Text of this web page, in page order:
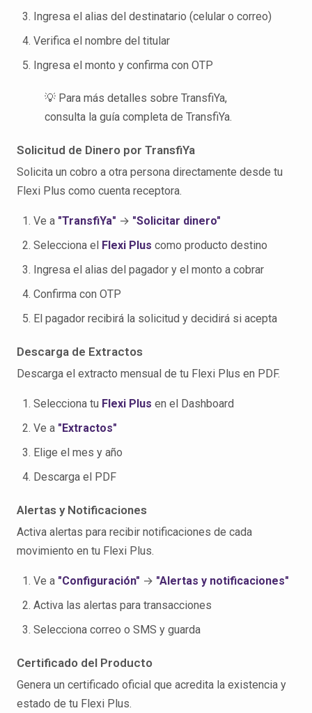
Ingresa el alias del destinatario (celular o correo)
Verifica el nombre del titular
Ingresa el monto y confirma con OTP
💡 Para más detalles sobre TransfiYa,
consulta la guía completa de TransfiYa.
Solicitud de Dinero por TransfiYa
Solicita un cobro a otra persona directamente desde tu
Flexi Plus como cuenta receptora.
Ve a "TransfiYa" → "Solicitar dinero"
Selecciona el Flexi Plus como producto destino
Ingresa el alias del pagador y el monto a cobrar
Confirma con OTP
El pagador recibirá la solicitud y decidirá si acepta
Descarga de Extractos
Descarga el extracto mensual de tu Flexi Plus en PDF.
Selecciona tu Flexi Plus en el Dashboard
Ve a "Extractos"
Elige el mes y año
Descarga el PDF
Alertas y Notificaciones
Activa alertas para recibir notificaciones de cada
movimiento en tu Flexi Plus.
Ve a "Configuración" → "Alertas y notificaciones"
Activa las alertas para transacciones
Selecciona correo o SMS y guarda
Certificado del Producto
Genera un certificado oficial que acredita la existencia y
estado de tu Flexi Plus.